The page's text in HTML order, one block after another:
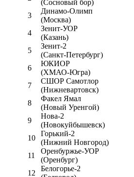
(Сосновый бор)
3
Динамо-Олимп
(Москва)
4
Зенит-УОР
(Казань)
5
Зенит-2
(Санкт-Петербург)
6
ЮКИОР
(ХМАО-Югра)
7
СШОР Самотлор
(Нижневартовск)
8
Факел Ямал
(Новый Уренгой)
9
Нова-2
(Новокуйбышевск)
10
Горький-2
(Нижний Новгород)
11
Оренбуржье-УОР
(Оренбург)
12
Белогорье-2